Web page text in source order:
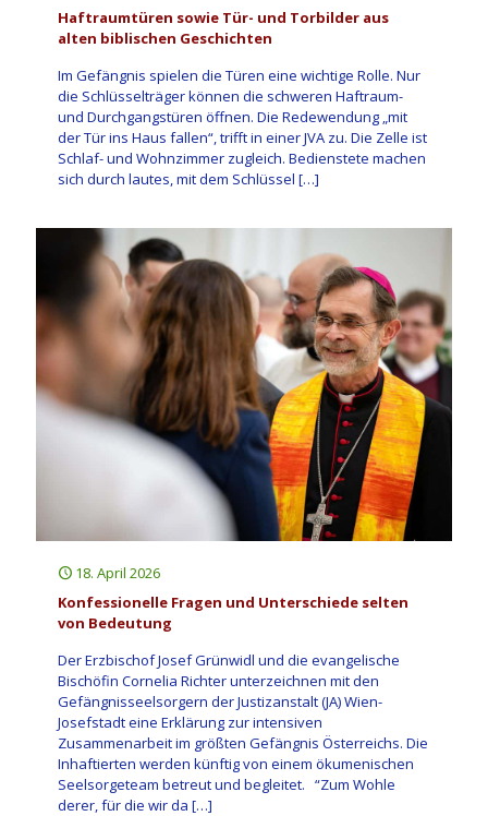
Haftraumtüren sowie Tür- und Torbilder aus
alten biblischen Geschichten
Im Gefängnis spielen die Türen eine wichtige Rolle. Nur
die Schlüsselträger können die schweren Haftraum-
und Durchgangstüren öffnen. Die Redewendung „mit
der Tür ins Haus fallen“, trifft in einer JVA zu. Die Zelle ist
Schlaf- und Wohnzimmer zugleich. Bedienstete machen
sich durch lautes, mit dem Schlüssel […]
18. April 2026
Konfessionelle Fragen und Unterschiede selten
von Bedeutung
Der Erzbischof Josef Grünwidl und die evangelische
Bischöfin Cornelia Richter unterzeichnen mit den
Gefängnisseelsorgern der Justizanstalt (JA) Wien-
Josefstadt eine Erklärung zur intensiven
Zusammenarbeit im größten Gefängnis Österreichs. Die
Inhaftierten werden künftig von einem ökumenischen
Seelsorgeteam betreut und begleitet. “Zum Wohle
derer, für die wir da […]